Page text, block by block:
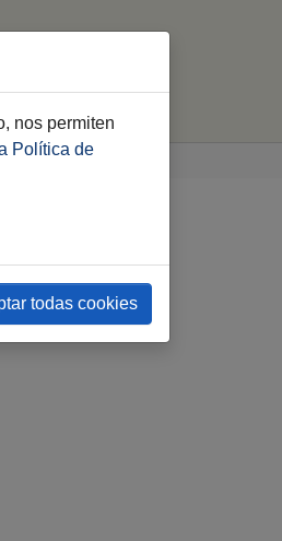
nos permiten
Política de
todas cookies